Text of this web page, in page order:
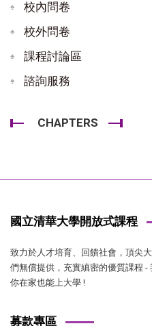
校內問卷
校外問卷
課程討論區
諮詢服務
CHAPTERS
國立清華大學開放式課程
致力於人才培育、回饋社會，頂尖
們無償提供，充實縝密的優質課程 -
你在家也能上大學 !
募款專區